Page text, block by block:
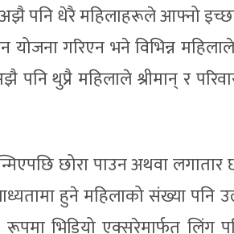
पनि धेरै महिलाहरूले आफ्नो
योजना गरिएन भने विभिन्न
पनि थुप्रै महिलाले श्रीमान् र
छोरा पाउन अथवा लगातार
हुने महिलाको संख्या
भिडियो एक्सरेमार्फत लिंग